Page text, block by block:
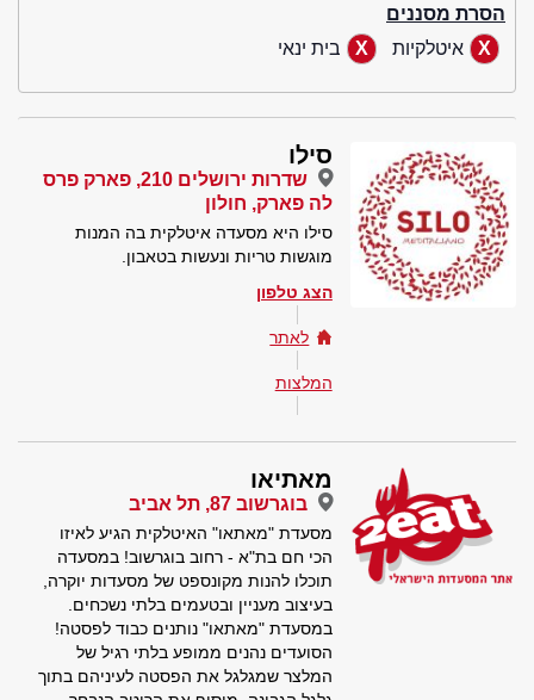
הסרת מסננים
איטלקיות
בית ינאי
סילו
שדרות ירושלים 210, פארק פרס
לה פארק, חולון
סילו היא מסעדה איטלקית בה המנות
מוגשות טריות ונעשות בטאבון.
הצג טלפון
לאתר
המלצות
מאתיאו
בוגרשוב 87, תל אביב
מסעדת "מאתאו" האיטלקית הגיע לאיזו
הכי חם בת"א - רחוב בוגרשוב! במסעדה
תוכלו להנות מקונספט של מסעדות יוקרה,
בעיצוב מעניין ובטעמים בלתי נשכחים.
במסעדת "מאתאו" נותנים כבוד לפסטה!
הסועדים נהנים ממופע בלתי רגיל של
המלצר שמגלגל את הפסטה לעיניהם בתוך